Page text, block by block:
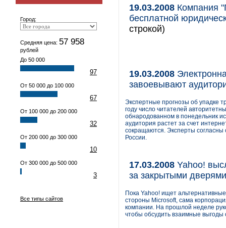
Город:
Средняя цена: 57 958
рублей
До 50 000
97
От 50 000 до 100 000
67
От 100 000 до 200 000
32
От 200 000 до 300 000
10
От 300 000 до 500 000
3
Все типы сайтов
19.03.2008 Компания
бесплатной
строкой)
19.03.2008
завоевывают
Экспертные прогнозы об упадке
году число читателей
обнародованном в понедельник
аудитория растет за счет
сокращаются. Эксперты согласны
России.
17.03.2008 Yahoo!
за закрытыми дверями
Пока Yahoo! ищет
стороны Microsoft, сама
компании. На прошлой неделе
чтобы обсудить взаимные выгоды